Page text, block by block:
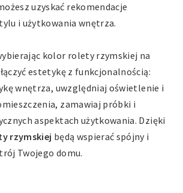
uzyskać rekomendacje
i użytkowania wnętrza.
kolor rolety rzymskiej na
estetykę z funkcjonalnością:
wnętrza, uwzględniaj oświetlenie i
zamawiaj próbki i
aspektach użytkowania. Dzięki
rzymskiej będą wspierać spójny i
Twojego domu.